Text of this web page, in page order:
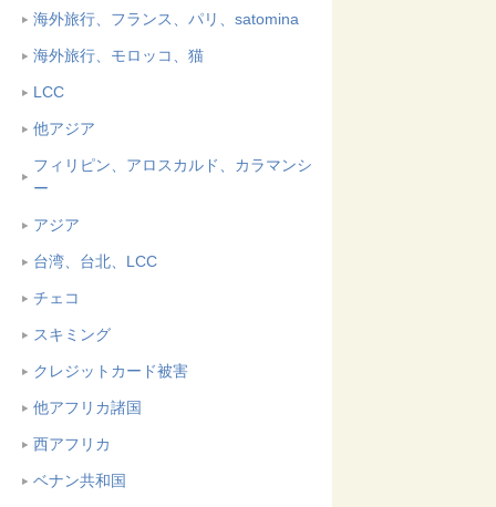
海外旅行、フランス、パリ、satomina
海外旅行、モロッコ、猫
LCC
他アジア
フィリピン、アロスカルド、カラマンシ
ー
アジア
台湾、台北、LCC
チェコ
スキミング
クレジットカード被害
他アフリカ諸国
西アフリカ
ベナン共和国